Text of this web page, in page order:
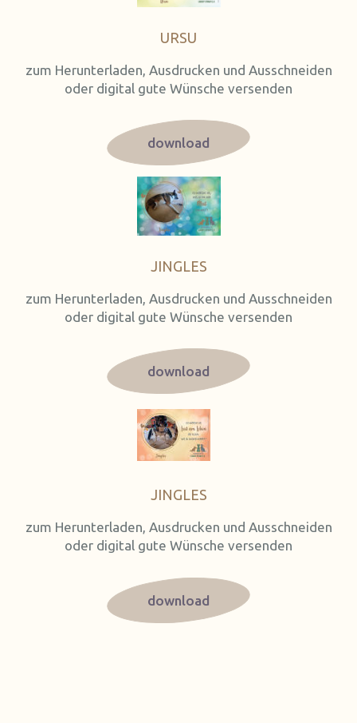
URSU
zum Herunterladen, Ausdrucken und Ausschneiden
oder digital gute Wünsche versenden
download
JINGLES
zum Herunterladen, Ausdrucken und Ausschneiden
oder digital gute Wünsche versenden
download
JINGLES
zum Herunterladen, Ausdrucken und Ausschneiden
oder digital gute Wünsche versenden
download